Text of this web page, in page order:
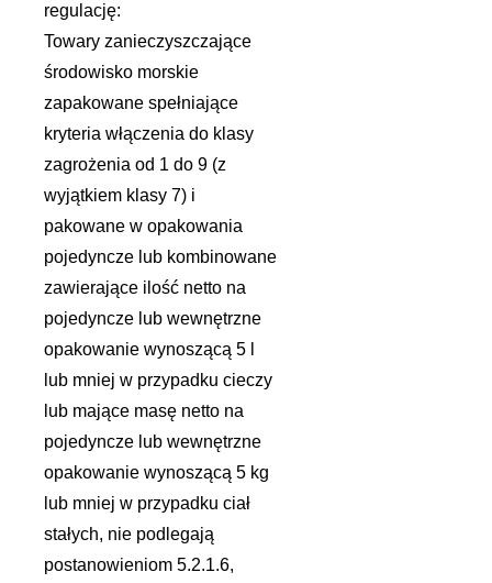
regulację:
Towary zanieczyszczające
środowisko morskie
zapakowane spełniające
kryteria włączenia do klasy
zagrożenia od 1 do 9 (z
wyjątkiem klasy 7) i
pakowane w opakowania
pojedyncze lub kombinowane
zawierające ilość netto na
pojedyncze lub wewnętrzne
opakowanie wynoszącą 5 l
lub mniej w przypadku cieczy
lub mające masę netto na
pojedyncze lub wewnętrzne
opakowanie wynoszącą 5 kg
lub mniej w przypadku ciał
stałych, nie podlegają
postanowieniom 5.2.1.6,